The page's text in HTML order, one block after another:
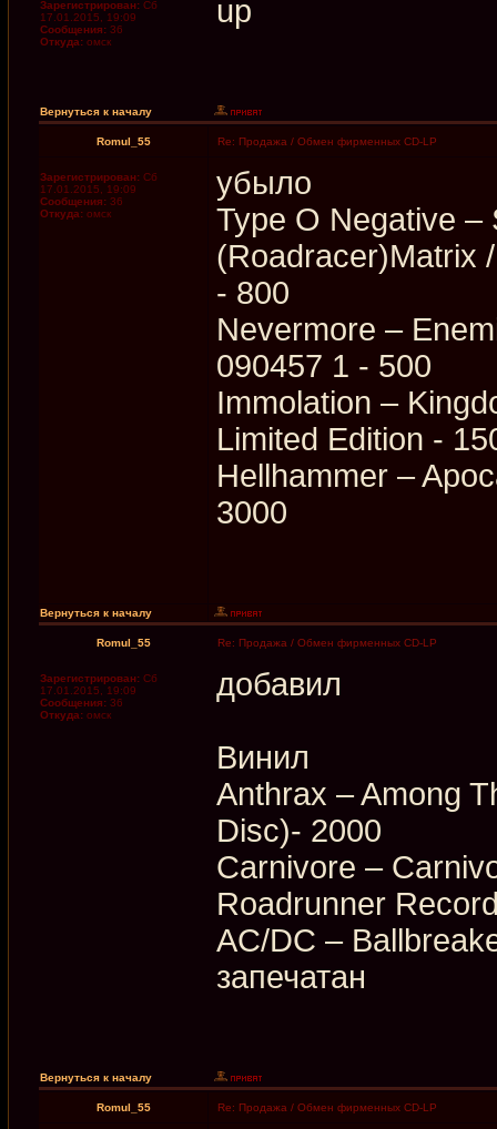
Зарегистрирован: Сб
17.01.2015, 19:09
Сообщения: 36
Откуда: омск
up
Вернуться к началу
Romul_55 Re: Продажа / Обмен фирменных CD-LP
Зарегистрирован: Сб
17.01.2015, 19:09
Сообщения: 36
Откуда: омск
убыло
Type O Negative –
(Roadracer)Matrix
- 800
Nevermore ‎–
090457 1 - 500
Immolation ‎–
Limited Edition -
Hellhammer ‎–
3000
Вернуться к началу
Romul_55 Re: Продажа / Обмен фирменных CD-LP
Зарегистрирован: Сб
17.01.2015, 19:09
Сообщения: 36
Откуда: омск
добавил
Винил
Anthrax – Among
Disc)- 2000
Carnivore –
Roadrunner
AC/DC –
запечатан
Вернуться к началу
Romul_55 Re: Продажа / Обмен фирменных CD-LP